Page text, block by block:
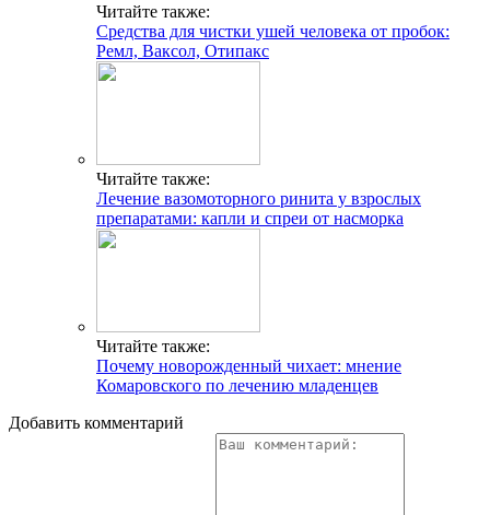
Читайте также:
Средства для чистки ушей человека от пробок:
Ремл, Ваксол, Отипакс
Читайте также:
Лечение вазомоторного ринита у взрослых
препаратами: капли и спреи от насморка
Читайте также:
Почему новорожденный чихает: мнение
Комаровского по лечению младенцев
Добавить комментарий